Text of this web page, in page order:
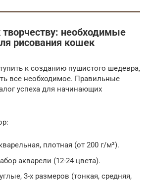
творчеству: необходимые
рисования кошек
к созданию пушистого шедевра,
все необходимое. Правильные
успеха для начинающих
плотная (от 200 г/м²).
акварели (12-24 цвета).
3-х размеров (тонкая, средняя,